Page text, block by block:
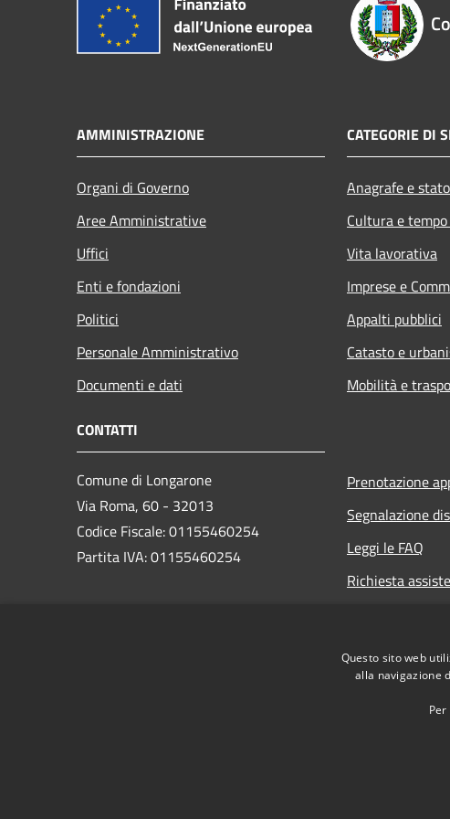
AMMINISTRAZIONE
Organi di Governo
Aree Amministrative
Uffici
Enti e fondazioni
Politici
Personale Amministrativo
Documenti e dati
CATEGORIE DI
Anagrafe e
Cultura e
Vita lavorativa
Imprese e
Appalti pubblici
Catasto e
Mobilità e
CONTATTI
Comune di Longarone
Via Roma, 60 - 32013
Codice Fiscale: 01155460254
Partita IVA: 01155460254
Prenotazione
Segnalazione
Leggi le FAQ
Richiesta
Questo sito web
alla navigazione